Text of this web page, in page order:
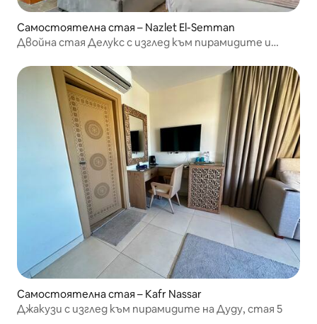
Самостоятелна стая – Nazlet El-Semman
Двойна стая Делукс с изглед към пирамидите и
Самостоятелна стая – Kafr Nassar
Джакузи с изглед към пирамидите на Дуду, стая 5